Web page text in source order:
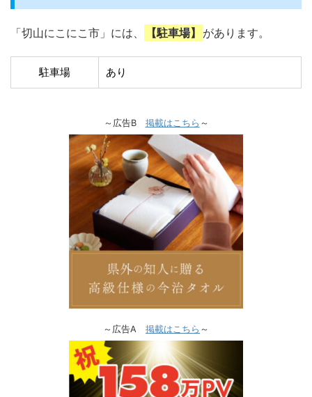
「切山にこにこ市」には、 【駐車場】 があります。
駐車場 あり
～広告B 掲載はこちら ～
～広告A 掲載はこちら ～